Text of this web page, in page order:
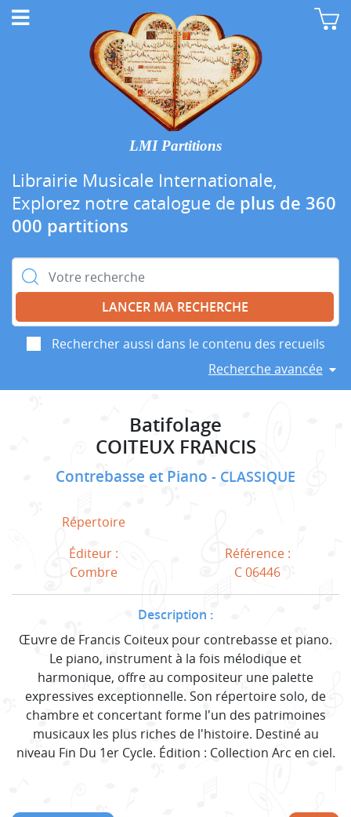
LMI Partitions
Librairie Musicale Internationale,
Explorez notre catalogue de plus de 360
000 partitions
Rechercher :
Rechercher aussi dans le contenu des recueils
Recherche avancée
Batifolage
COITEUX FRANCIS
Contrebasse et Piano CLASSIQUE
Répertoire
Éditeur :
Combre
Référence :
C 06446
Description :
Œuvre de Francis Coiteux pour contrebasse et piano.
Le piano, instrument à la fois mélodique et
harmonique, offre au compositeur une palette
expressives exceptionnelle. Son répertoire solo, de
chambre et concertant forme l'un des patrimoines
musicaux les plus riches de l'histoire. Destiné au
niveau Fin Du 1er Cycle. Édition : Collection Arc en ciel.